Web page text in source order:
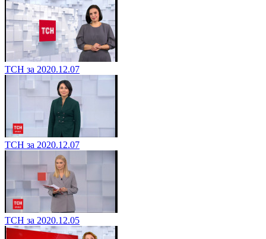
ТСН за 2020.12.07
ТСН за 2020.12.07
ТСН за 2020.12.05